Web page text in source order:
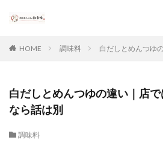
HOME 調味料 白だしとめんつゆ
白だしとめんつゆの違い｜店
なら話は別
調味料